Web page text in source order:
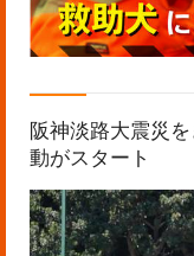
阪神淡路大震災
動がスタート